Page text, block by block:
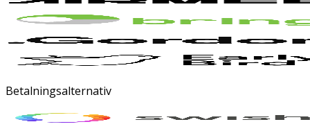
Betalningsalternativ